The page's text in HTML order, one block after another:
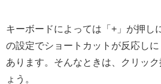
キーボードによっては「+」が押し
の設定でショートカットが反応し
あります。そんなときは、クリック
ょう。